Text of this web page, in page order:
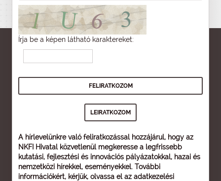
Írja be a képen látható karaktereket:
A hírlevelünkre való feliratkozással hozzájárul, hogy az
NKFI Hivatal közvetlenül megkeresse a legfrissebb
kutatási, fejlesztési és innovációs pályázatokkal, hazai és
nemzetközi hírekkel, eseményekkel. További
információkért, kérjük, olvassa el az adatkezelési